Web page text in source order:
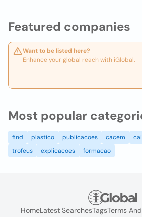
Featured companies
Want to be listed here?
Enhance your global reach with iGlobal.
Most popular
find plastico publicacoes cacem
trofeus
explicacoes formacao
HomeLatest SearchesTagsTerms